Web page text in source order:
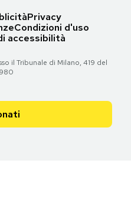
Privacy
Condizioni d'uso
accessibilità
il Tribunale di Milano, 419 del